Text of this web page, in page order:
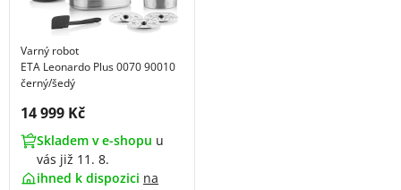
Varný robot
ETA Leonardo Plus 0070 90010
černý/šedý
Cena s DPH:
14 999 Kč
Skladem v e-shopu u
vás již 11. 8.
ihned k dispozici na